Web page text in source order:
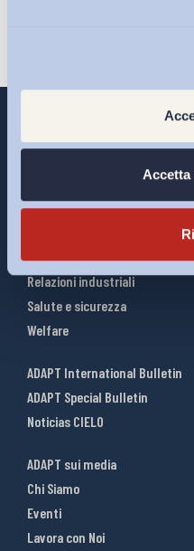
Accetta
Infografiche
Mercato del lavoro
Relazioni industriali
Salute e sicurezza
Welfare
ADAPT International Bulletin
ADAPT Special Bulletin
Noticias CIELO
ADAPT sui media
Chi Siamo
Eventi
Lavora con Noi